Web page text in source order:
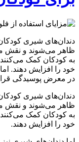
دندان‌های شیری
ظاهر می‌شوند و نقش
به کودکان کمک می‌کنند
خود را افزایش دهند.
در معرض پوسیدگی
دندان‌های شیری
ظاهر می‌شوند و نقش
به کودکان کمک می‌کنند
خود را افزایش دهند.